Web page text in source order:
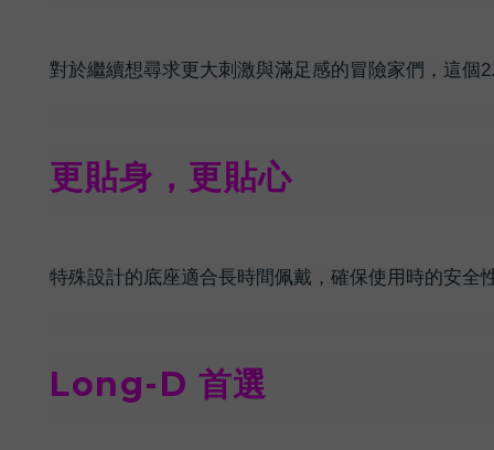
對於繼續想尋求更大刺激與滿足感的冒險家們，這
更貼身，更貼心
特殊設計的底座適合長時間佩戴，確保使用時的安全
Long-D 首選